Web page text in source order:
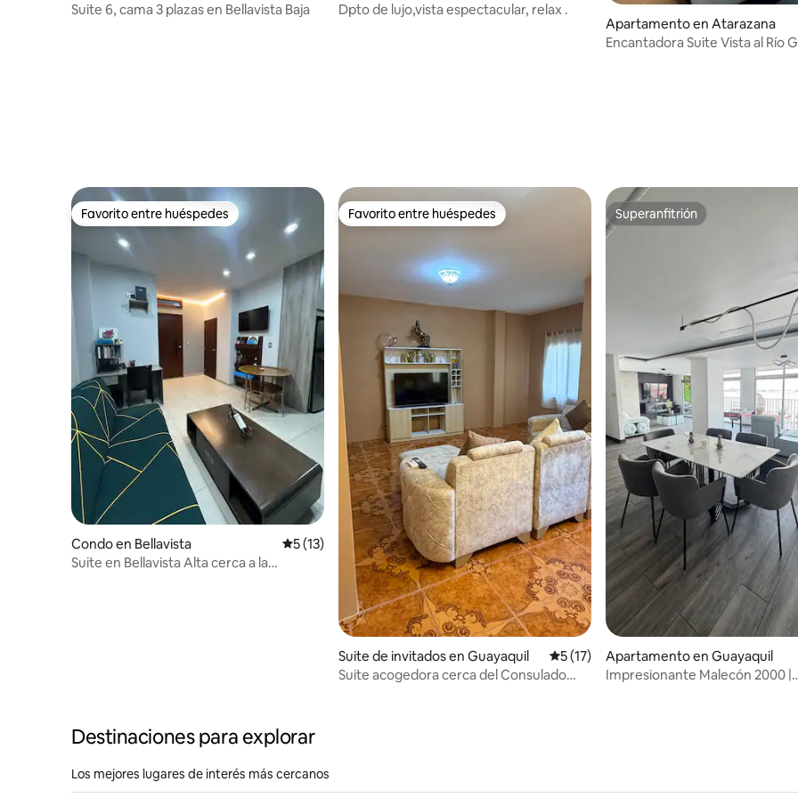
Suite 6, cama 3 plazas en Bellavista Baja
Dpto de lujo,vista espectacular, relax .
Apartamento en Atarazana
Encantadora Suite Vista al Río
Favorito entre huéspedes
Favorito entre huéspedes
Condo en Bellavista Calificación promedio: 5 de 5, 13 reseñas
5 (13)
Suite en Bellavista Alta cerca a la
Favorito entre huéspedes
Favorito entre huéspedes
Suite de invitados en Guayaquil Calificación promedio: 5 de 5, 17 reseñas
5 (17)
Suite acogedora cerca del Consulado
Superanfitrión
Superanfitrión
Apartamento en Guayaquil
Impresionante Malecón 2000 |
Destinaciones para explorar
Los mejores lugares de interés más cercanos